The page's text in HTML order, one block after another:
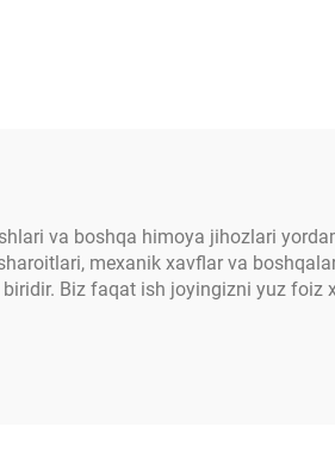
va boshqa himoya jihozlari
mexanik xavflar va
Biz faqat ish joyingizni yuz